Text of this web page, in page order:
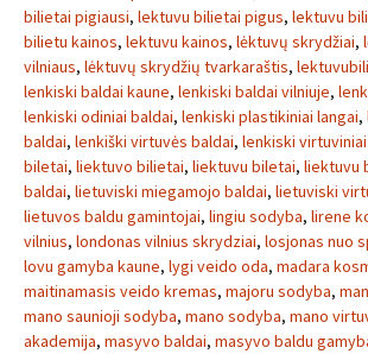
bilietai pigiausi, lektuvu bilietai pigus, lektuvu
bilietu kainos, lektuvu kainos, lėktuvų skrydžiai,
vilniaus, lėktuvų skrydžių tvarkaraštis,
lenkiski baldai kaune, lenkiski baldai vilniuje,
lenkiski odiniai baldai, lenkiski plastikiniai langai,
baldai, lenkiški virtuvės baldai, lenkiski
biletai, liektuvo bilietai, liektuvu biletai, liektuvu
baldai, lietuviski miegamojo baldai, lietuviski
lietuvos baldu gamintojai, lingiu sodyba, lirene
vilnius, londonas vilnius skrydziai, losjonas nuo
lovu gamyba kaune, lygi veido oda, madara
maitinamasis veido kremas, majoru sodyba,
mano saunioji sodyba, mano sodyba, mano
akademija, masyvo baldai, masyvo baldu